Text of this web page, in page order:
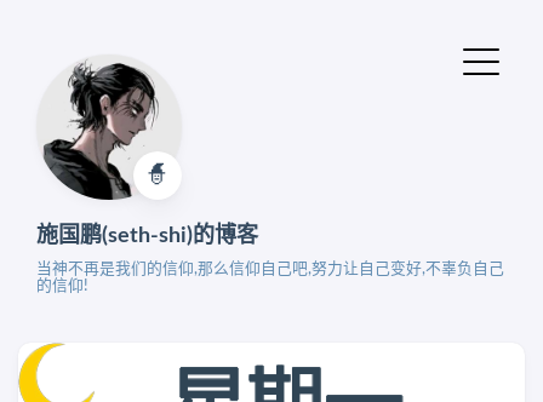
🧙‍
施国鹏(seth-shi)的博客
当神不再是我们的信仰,那么信仰自己吧,努力让自己变好,不辜负自己
的信仰!